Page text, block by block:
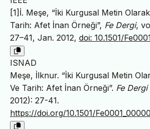
[1]İ. Meşe, “İki Kurgusal Metin
Tarih: Afet İnan Örneği”, Fe Dergi,
27–41, Jan. 2012, doi: 10.1501/
ISNAD
Meşe, İlknur. “İki Kurgusal Metin
Ve Tarih: Afet İnan Örneği”. Fe Dergi
2012): 27-41.
https://doi.org/10.1501/